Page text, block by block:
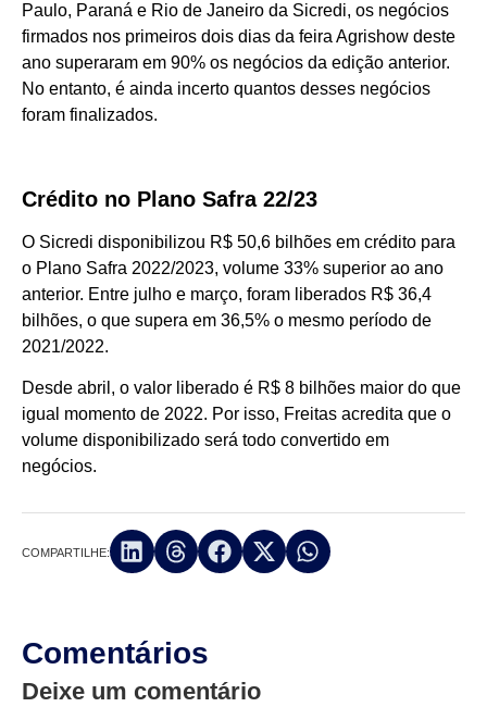
Paulo, Paraná e Rio de Janeiro da Sicredi, os negócios
firmados nos primeiros dois dias da feira Agrishow deste
ano superaram em 90% os negócios da edição anterior.
No entanto, é ainda incerto quantos desses negócios
foram finalizados.
Crédito no Plano Safra 22/23
O Sicredi disponibilizou R$ 50,6 bilhões em crédito para
o Plano Safra 2022/2023, volume 33% superior ao ano
anterior. Entre julho e março, foram liberados R$ 36,4
bilhões, o que supera em 36,5% o mesmo período de
2021/2022.
Desde abril, o valor liberado é R$ 8 bilhões maior do que
igual momento de 2022. Por isso, Freitas acredita que o
volume disponibilizado será todo convertido em
negócios.
COMPARTILHE:
Comentários
Deixe um comentário